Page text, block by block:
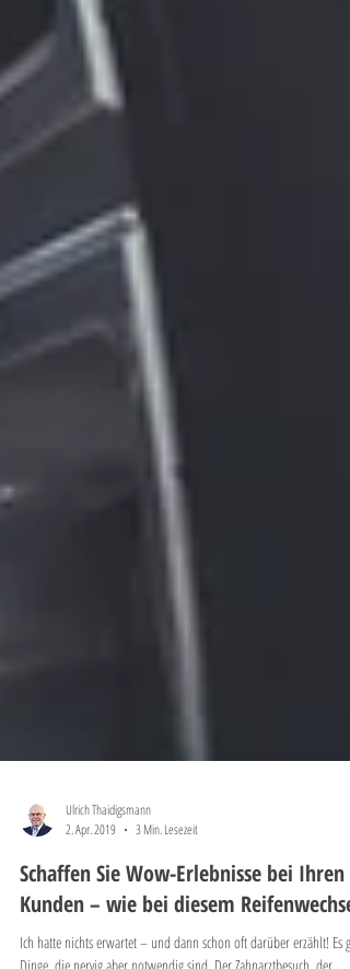
2. Apr. 2019
3 Min. Lesezeit
Schaffen Sie Wow-Erlebnisse bei Ihren
Kunden – wie bei diesem Reifenwechsel